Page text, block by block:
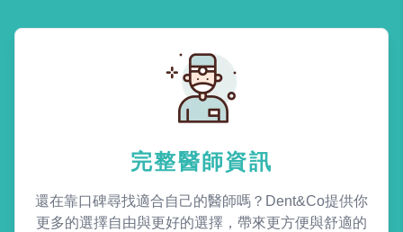
完整醫師資訊
還在靠口碑尋找適合自己的醫師嗎？Dent&Co提供你
更多的選擇自由與更好的選擇，帶來更方便與舒適的